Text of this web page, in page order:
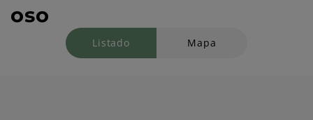
oso
Listado Mapa